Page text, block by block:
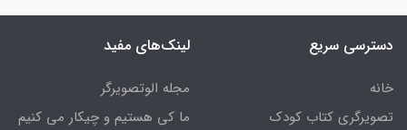
دسترسی سریع
خانه
تصویرگری کتاب کودک
لینک‌های مفید
مجله الوتصویرگر
ما کی هستیم و چیکار می کنیم